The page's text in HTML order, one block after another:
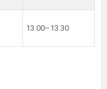
13.00–13.30